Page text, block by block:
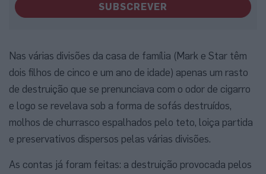
SUBSCREVER
Nas várias divisões da casa de família (Mark e Star têm
dois filhos de cinco e um ano de idade) apenas um rasto
de destruição que se prenunciava com o odor de cigarro
e logo se revelava sob a forma de sofás destruídos,
molhos de churrasco espalhados pelo teto, loiça partida
e preservativos dispersos pelas várias divisões.
As contas já foram feitas: a destruição provocada pelos